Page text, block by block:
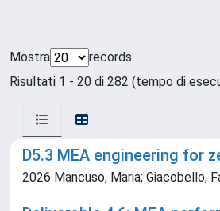
Mostra
records
Risultati 1 - 20 di 282 (tempo di
D5.3 MEA engineering for
2026 Mancuso, Maria; Giacobello,